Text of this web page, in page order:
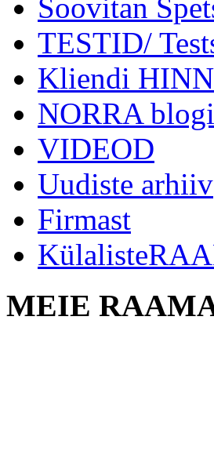
Soovitan
TESTID/
Kliendi
NORRA blogi
VIDEOD
Uudiste arhiiv
Firmast
MEIE